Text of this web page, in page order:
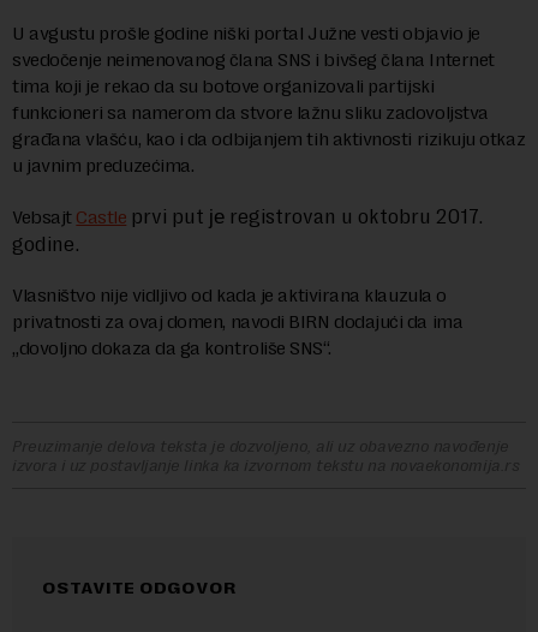
U avgustu prošle godine niški portal Južne vesti objavio je
svedočenje neimenovanog člana SNS i bivšeg člana Internet
tima koji je rekao da su botove organizovali partijski
funkcioneri sa namerom da stvore lažnu sliku zadovoljstva
građana vlašću, kao i da odbijanjem tih aktivnosti rizikuju otkaz
u javnim preduzećima.
Vebsajt Castle prvi put jeregistrovan u oktobru 2017.
godine.
Vlasništvo nije vidljivo od kada je aktivirana klauzula o
privatnosti za ovaj domen, navodi BIRN dodajući da ima
„dovoljno dokaza da ga kontroliše SNS“.
Preuzimanje delova teksta je dozvoljeno, ali uz obavezno navođenje
izvora i uz postavljanje linka ka izvornom tekstu na novaekonomija.rs
OSTAVITE ODGOVOR